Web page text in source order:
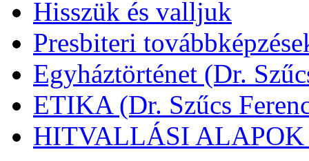
Hisszük és valljuk
Presbiteri
Egyháztörténet (Dr.
ETIKA (Dr. Szűcs
HITVALLÁSI ALAPOK